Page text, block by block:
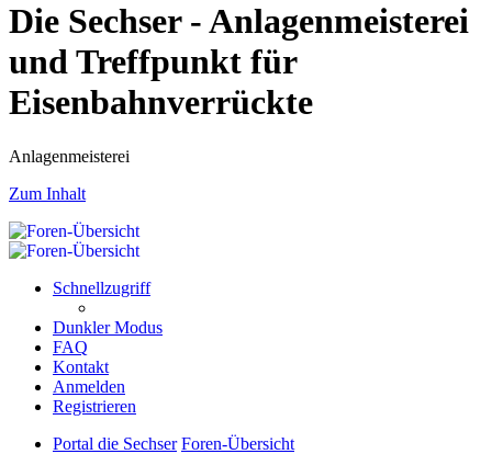
Die Sechser - Anlagenmeisterei
und Treffpunkt für
Eisenbahnverrückte
Anlagenmeisterei
Zum Inhalt
Schnellzugriff
Dunkler Modus
FAQ
Kontakt
Anmelden
Registrieren
Portal die Sechser Foren-Übersicht